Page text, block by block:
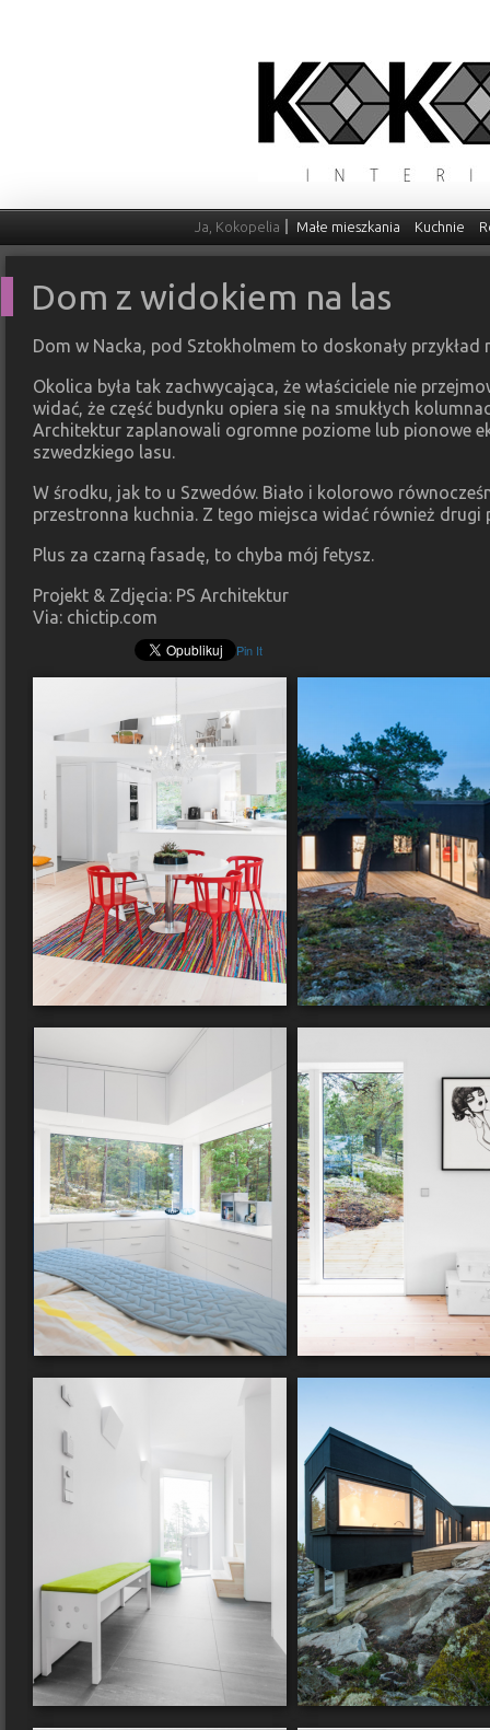
Ja, Kokopelia Małe mieszkania Kuchnie
Dom z widokiem na las
Dom w Nacka, pod Sztokholmem to doskonały
Okolica była tak zachwycająca, że właściciele nie
widać, że część budynku opiera się na smukłych
Architektur zaplanowali ogromne poziome lub pionowe
szwedzkiego lasu.
W środku, jak to u Szwedów. Biało i kolorowo
przestronna kuchnia. Z tego miejsca widać również
Plus za czarną fasadę, to chyba mój fetysz.
Projekt & Zdjęcia: PS Architektur
Via: chictip.com
Pin It